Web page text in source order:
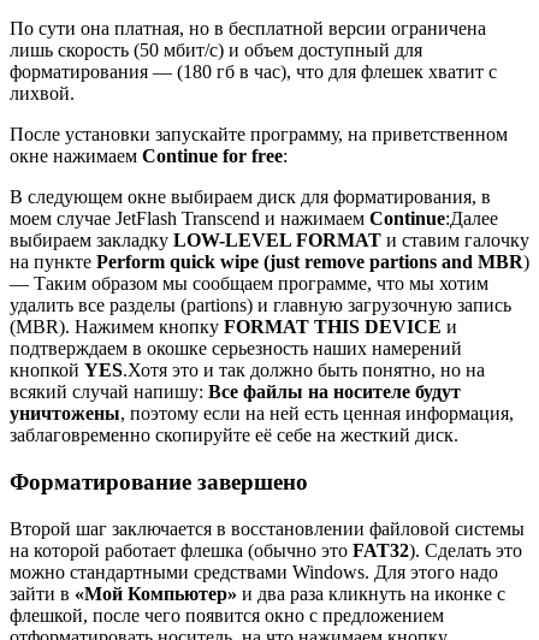
По сути она платная, но в бесплатной версии ограничена
лишь скорость (50 мбит/с) и объем доступный для
форматирования — (180 гб в час), что для флешек хватит с
лихвой.
После установки запускайте программу, на приветственном
окне нажимаем Continue for free:
В следующем окне выбираем диск для форматирования, в
моем случае JetFlash Transcend и нажимаем Continue:Далее
выбираем закладку LOW-LEVEL FORMAT и ставим галочку
на пункте Perform quick wipe (just remove partions and MBR)
— Таким образом мы сообщаем программе, что мы хотим
удалить все разделы (partions) и главную загрузочную запись
(MBR). Нажимем кнопку FORMAT THIS DEVICE и
подтверждаем в окошке серьезность наших намерений
кнопкой YES.Хотя это и так должно быть понятно, но на
всякий случай напишу: Все файлы на носителе будут
уничтожены, поэтому если на ней есть ценная информация,
заблаговременно скопируйте её себе на жесткий диск.
Форматирование завершено
Второй шаг заключается в восстановлении файловой системы
на которой работает флешка (обычно это FAT32). Сделать это
можно стандартными средствами Windows. Для этого надо
зайти в «Мой Компьютер» и два раза кликнуть на иконке с
флешкой, после чего появится окно с предложением